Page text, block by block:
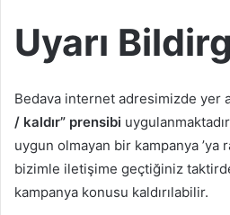
Uyarı
Bedava internet adresimizde yer
/ kaldır” prensibi
uygun olmayan bir kampanya ’ya
bizimle iletişime geçtiğiniz
kampanya konusu kaldırılabilir.